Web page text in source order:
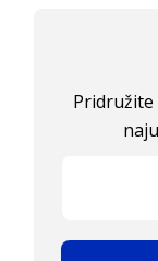
Pridružite